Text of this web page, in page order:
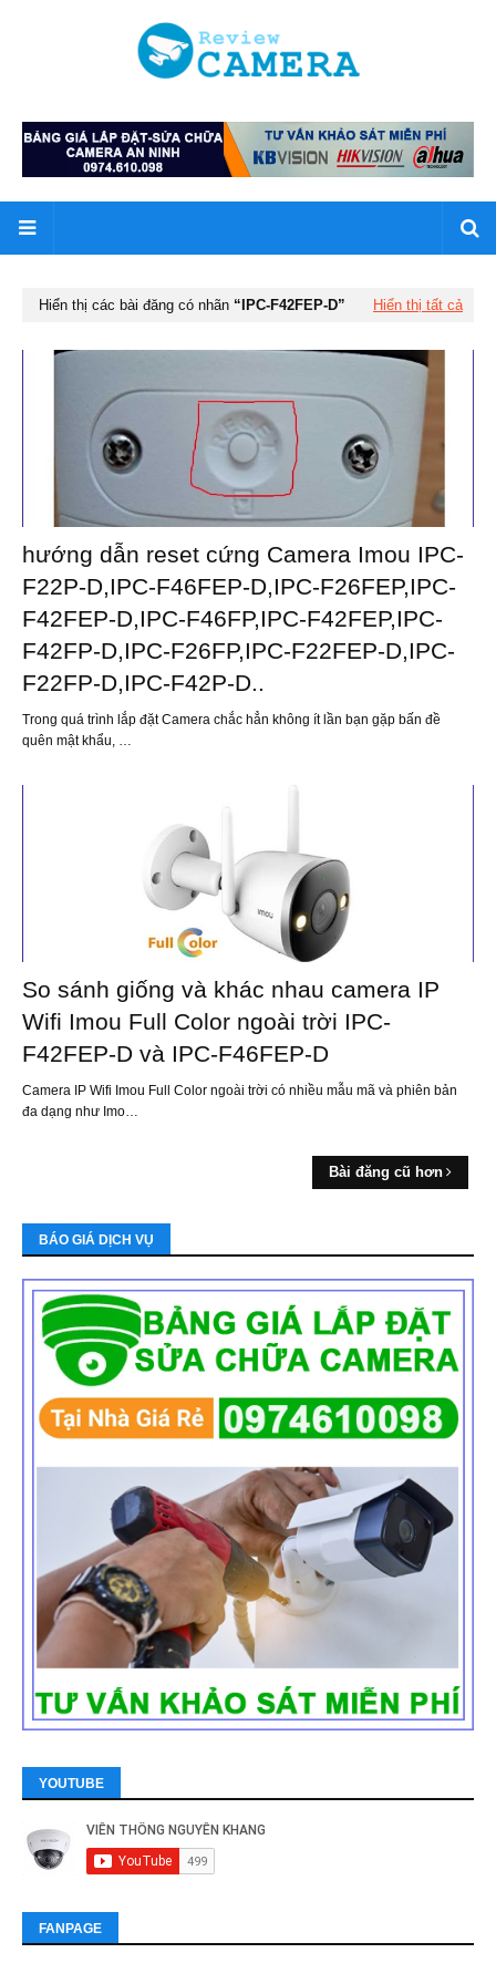
Hiển thị các bài đăng có nhãn IPC-F42FEP-D Hiển thị tất cả
hướng dẫn reset cứng Camera Imou IPC-
F22P-D,IPC-F46FEP-D,IPC-F26FEP,IPC-
F42FEP-D,IPC-F46FP,IPC-F42FEP,IPC-
F42FP-D,IPC-F26FP,IPC-F22FEP-D,IPC-
F22FP-D,IPC-F42P-D..
Trong quá trình lắp đặt Camera chắc hẳn không ít lần bạn gặp bấn đề
quên mật khẩu, …
So sánh giống và khác nhau camera IP
Wifi Imou Full Color ngoài trời IPC-
F42FEP-D và IPC-F46FEP-D
Camera IP Wifi Imou Full Color ngoài trời có nhiều mẫu mã và phiên bản
đa dạng như Imo…
Bài đăng cũ hơn
BÁO GIÁ DỊCH VỤ
YOUTUBE
FANPAGE